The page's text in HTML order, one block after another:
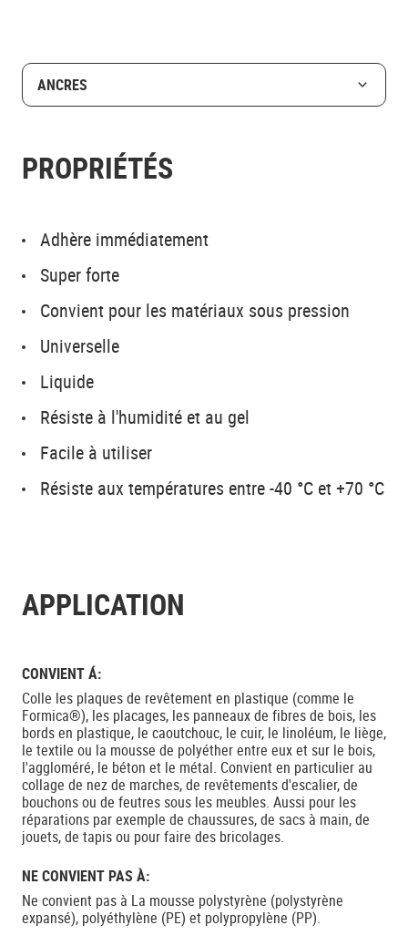
ANCRES
PROPRIÉTÉS
Adhère immédiatement
Super forte
Convient pour les matériaux sous pression
Universelle
Liquide
Résiste à l'humidité et au gel
Facile à utiliser
Résiste aux températures entre -40 °C et +70 °C
APPLICATION
CONVIENT Á:
Colle les plaques de revêtement en plastique (comme le
Formica®), les placages, les panneaux de fibres de bois, les
bords en plastique, le caoutchouc, le cuir, le linoléum, le liège,
le textile ou la mousse de polyéther entre eux et sur le bois,
l'aggloméré, le béton et le métal. Convient en particulier au
collage de nez de marches, de revêtements d'escalier, de
bouchons ou de feutres sous les meubles. Aussi pour les
réparations par exemple de chaussures, de sacs à main, de
jouets, de tapis ou pour faire des bricolages.
NE CONVIENT PAS À:
Ne convient pas à La mousse polystyrène (polystyrène
expansé), polyéthylène (PE) et polypropylène (PP).